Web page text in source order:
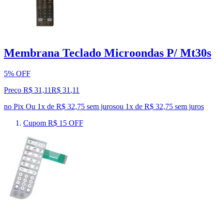
Membrana Teclado Microondas P/ Mt30s
5% OFF
Preço R$ 31,11R$ 31 ,11
no Pix Ou 1x de R$ 32,75 sem jurosou 1x de R$ 32,75 sem juros
Cupom R$ 15 OFF